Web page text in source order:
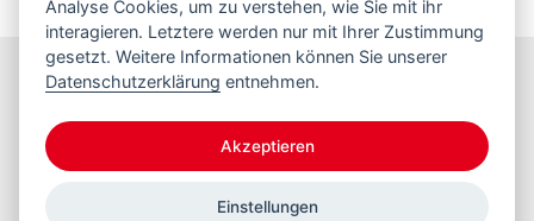
Bleiben Sie informiert
Analyse Cookies, um zu verstehen, wie Sie mit ihr
interagieren. Letztere werden nur mit Ihrer Zustimmung
gesetzt. Weitere Informationen können Sie unserer
Datenschutzerklärung entnehmen.
Akzeptieren
Einstellungen